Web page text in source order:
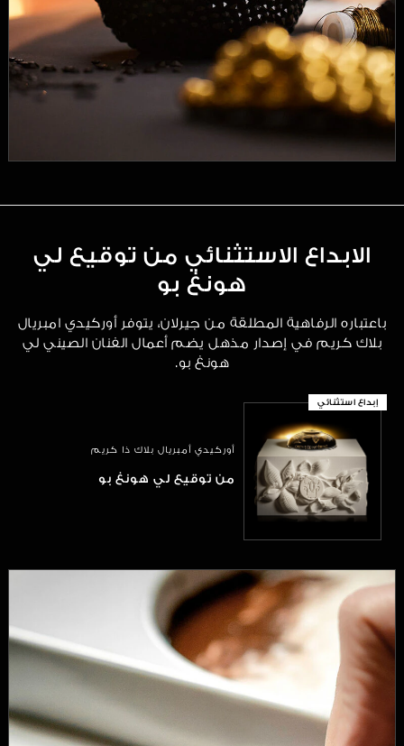
الابداع الاستثنائي من توقيع لي
هونغ بو
باعتباره الرفاهية المطلقة من جيرلان، يتوفر أوركيدي امبريال
بلاك كريم في إصدار مذهل يضم أعمال الفنان الصيني لي
هونغ بو.
إبداع استثنائي
أوركيدي أمبريال بلاك ذا كريم
من توقيع لي هونغ بو